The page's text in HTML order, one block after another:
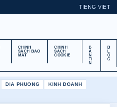
TIENG VIET
CHINH
SACH BAO
MAT
CHINH
SACH
COOKIE
B
A
N
TI
N
B
L
O
G
DIA PHUONG
KINH DOANH